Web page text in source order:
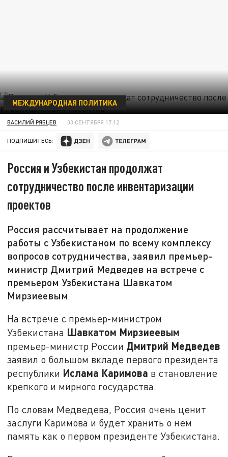
МЕЖДУНАРОДНАЯ ПОЛИТИКА
ВАСИЛИЙ РЯБЦЕВ 03 СЕНТЯБРЯ 17:12
ПОДПИШИТЕСЬ:
Россия и Узбекистан продолжат
сотрудничество после инвентаризации
проектов
Россия рассчитывает на продолжение
работы с Узбекистаном по всему комплексу
вопросов сотрудничества, заявил премьер-
министр Дмитрий Медведев на встрече с
премьером Узбекистана Шавкатом
Мирзиеевым
На встрече с премьер-министром
Узбекистана Шавкатом Мирзиеевым
премьер-министр России Дмитрий Медведев
заявил о большом вкладе первого президента
республики Ислама Каримова в становление
крепкого и мирного государства.
По словам Медведева, Россия очень ценит
заслуги Каримова и будет хранить о нем
память как о первом президенте Узбекистана.